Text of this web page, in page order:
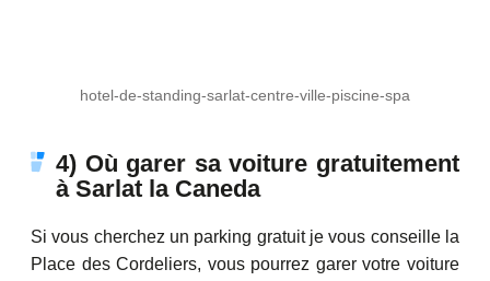
hotel-de-standing-sarlat-centre-ville-piscine-spa
4) Où garer sa voiture gratuitement
à Sarlat la Caneda
Si vous cherchez un parking gratuit je vous conseille la
Place des Cordeliers, vous pourrez garer votre voiture